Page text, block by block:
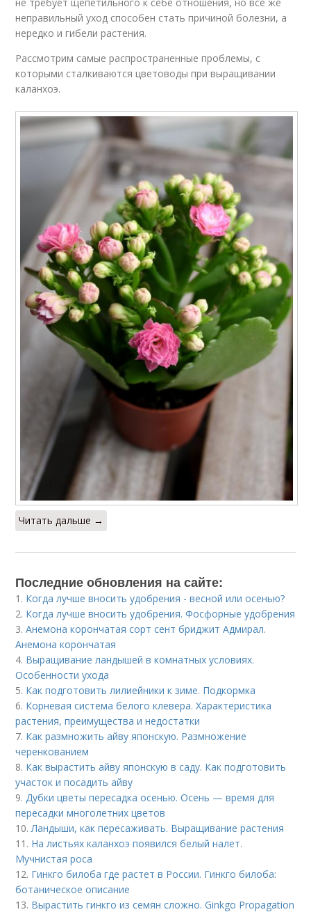
не требует щепетильного к себе отношения, но все же
неправильный уход способен стать причиной болезни, а
нередко и гибели растения.
Рассмотрим самые распространенные проблемы, с
которыми сталкиваются цветоводы при выращивании
каланхоэ.
Читать дальше →
Последние обновления на сайте:
1. Когда лучше вносить удобрения - весной или осенью?
2. Когда лучше вносить удобрения. Фосфорные удобрения
3.Анемона корончатая сорт сент бриджит Адмирал.
Анемона корончатая
4. Выращивание ландышей в комнатных условиях.
Особенности ухода
5. Как подготовить лилиейники к зиме. Подкормка
6. Корневая система белого клевера. Характеристика
растения, преимущества и недостатки
7. Как размножить айву японскую. Размножение
черенкованием
8. Как вырастить айву японскую в саду. Как подготовить
участок и посадить айву
9. Дубки цветы пересадка осенью. Осень — время для
пересадки многолетних цветов
10. Ландыши, как пересаживать. Выращивание растения
11. На листьях каланхоэ появился белый налет.
Мучнистая роса
12. Гинкго билоба где растет в России. Гинкго билоба:
ботаническое описание
13. Вырастить гинкго из семян сложно. Ginkgo Propagation